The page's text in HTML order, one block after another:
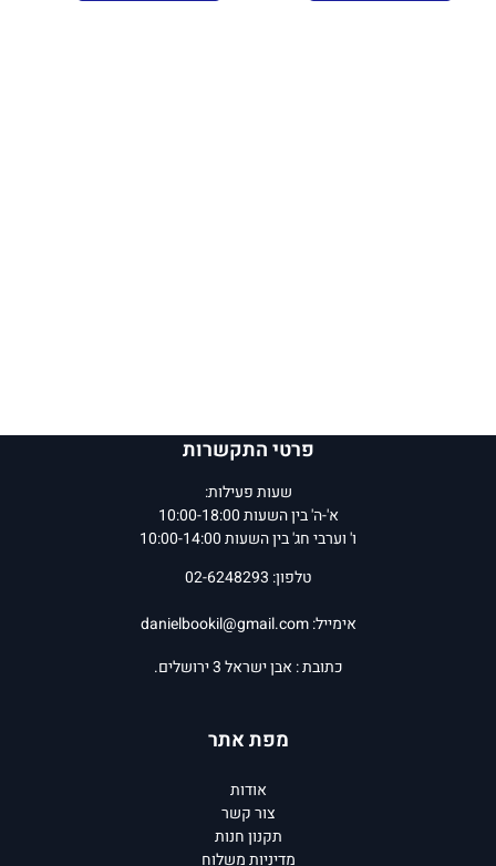
פרטי התקשרות
שעות פעילות:
א'-ה' בין השעות 10:00-18:00
ו' וערבי חג' בין השעות 10:00-14:00
טלפון: 02-6248293
אימייל:danielbookil@gmail.com
כתובת : אבן ישראל 3 ירושלים.
מפת אתר
אודות
צור קשר
תקנון חנות
מדיניות משלוח